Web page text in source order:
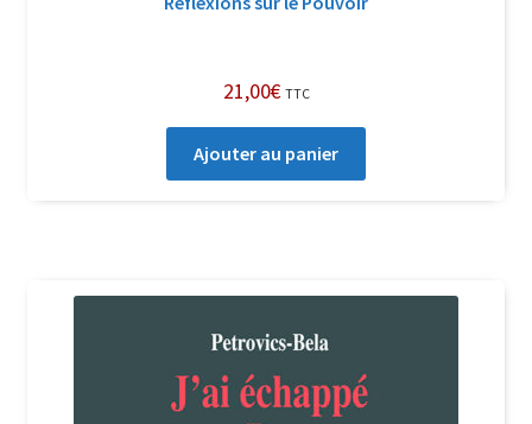
21,00€ TTC
Ajouter au panier